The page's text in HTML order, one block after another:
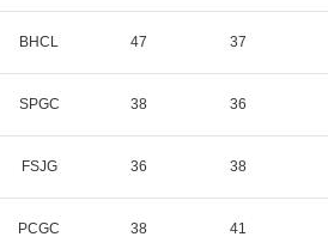
BHCL 47 37
SPGC 38 36
FSJG 36 38
PCGC 38 41